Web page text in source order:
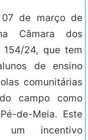
de março de
Câmara dos
24, que tem
de ensino
comunitárias
campo como
de-Meia. Este
um incentivo